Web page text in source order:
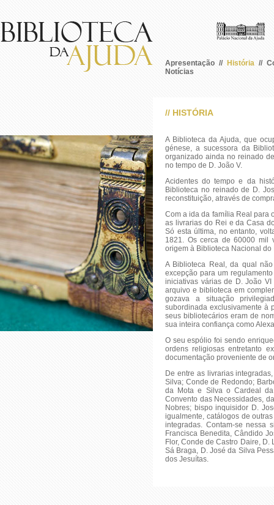
Apresentação // História //
Notícias
// HISTÓRIA
A Biblioteca da Ajuda, que
génese, a sucessora da
organizado ainda no reinado
no tempo de D. João V.
Acidentes do tempo e da
Biblioteca no reinado de D.
reconstituição, através de
Com a ida da família Real para
as livrarias do Rei e da Casa
Só esta última, no entanto,
1821. Os cerca de 60000 mil
origem à Biblioteca Nacional do
A Biblioteca Real, da qual
excepção para um
iniciativas várias de D. João
arquivo e biblioteca em
gozava a situação
subordinada exclusivamente à
seus bibliotecários eram de
sua inteira confiança como
O seu espólio foi sendo
ordens religiosas entretanto
documentação proveniente de
De entre as livrarias
Silva; Conde de Redondo;
da Mota e Silva o Cardeal
Convento das Necessidades,
Nobres; bispo inquisidor D.
igualmente, catálogos de
integradas. Contam-se nessa
Francisca Benedita, Cândido
Flor, Conde de Castro Daire,
Sá Braga, D. José da Silva
dos Jesuítas.